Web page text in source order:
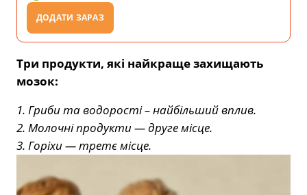
ДОДАТИ ЗАРАЗ
Три продукти, які найкраще захищають
мозок:
1. Гриби та водорості – найбільший вплив.
2. Молочні продукти — друге місце.
3. Горіхи — третє місце.